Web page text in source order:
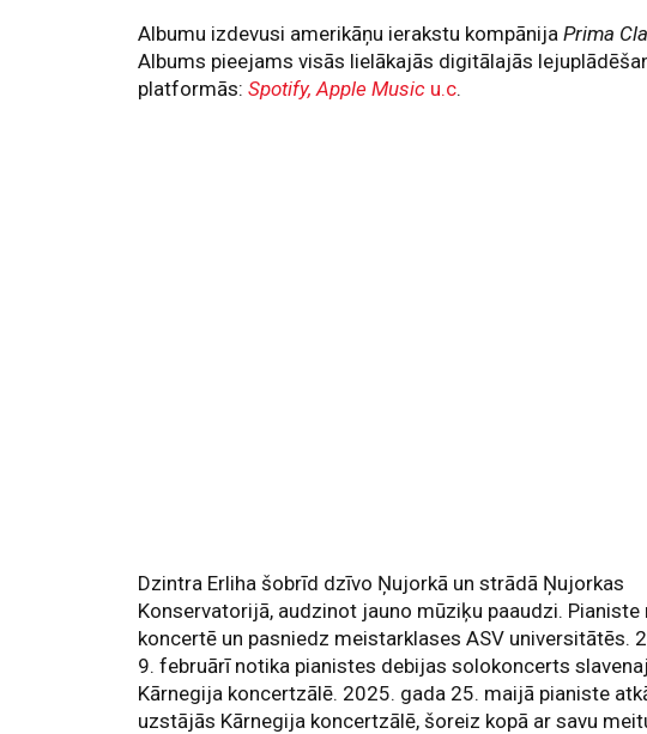
Albumu izdevusi amerikāņu ierakstu kompānijaPrima
Albums pieejams visās lielākajās digitālajās
platformās:Spotify, Apple Music u.c.
Dzintra Erliha šobrīd dzīvo Ņujorkā un strādā Ņujorkas
Konservatorijā, audzinot jauno mūziķu paaudzi. Pianiste
koncertē un pasniedz meistarklases ASV universitātēs.
9. februārī notika pianistes debijas solokoncerts
Kārnegija koncertzālē. 2025. gada 25. maijā pianiste
uzstājās Kārnegija koncertzālē, šoreiz kopā ar savu